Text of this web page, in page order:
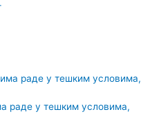
раде у тешким условима,